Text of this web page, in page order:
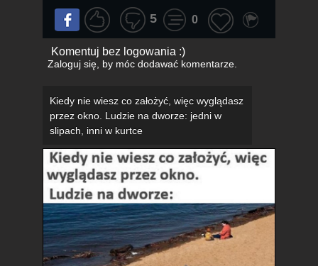
5 0
Komentuj bez logowania :)
Zaloguj się, by móc dodawać komentarze.
Kiedy nie wiesz co założyć, więc wyglądasz
przez okno. Ludzie na dworze: jedni w
slipach, inni w kurtce